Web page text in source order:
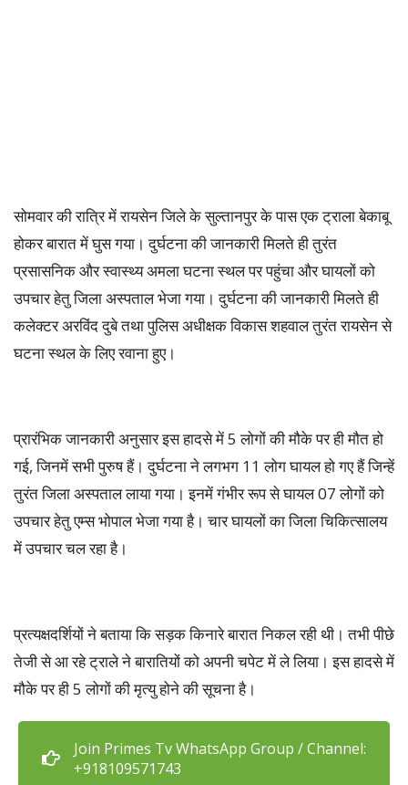
सोमवार की रात्रि में रायसेन जिले के सुल्तानपुर के पास एक ट्राला बेकाबू
होकर बारात में घुस गया। दुर्घटना की जानकारी मिलते ही तुरंत
प्रसासनिक और स्वास्थ्य अमला घटना स्थल पर पहुंचा और घायलों को
उपचार हेतु जिला अस्पताल भेजा गया। दुर्घटना की जानकारी मिलते ही
कलेक्टर अरविंद दुबे तथा पुलिस अधीक्षक विकास शहवाल तुरंत रायसेन से
घटना स्थल के लिए रवाना हुए।
प्रारंभिक जानकारी अनुसार इस हादसे में 5 लोगों की मौके पर ही मौत हो
गई, जिनमें सभी पुरुष हैं। दुर्घटना ने लगभग 11 लोग घायल हो गए हैं जिन्हें
तुरंत जिला अस्पताल लाया गया। इनमें गंभीर रूप से घायल 07 लोगों को
उपचार हेतु एम्स भोपाल भेजा गया है। चार घायलों का जिला चिकित्सालय
में उपचार चल रहा है।
प्रत्यक्षदर्शियों ने बताया कि सड़क किनारे बारात निकल रही थी। तभी पीछे
तेजी से आ रहे ट्राले ने बारातियों को अपनी चपेट में ले लिया। इस हादसे में
मौके पर ही 5 लोगों की मृत्यु होने की सूचना है।
Join Primes Tv WhatsApp Group / Channel:
+918109571743